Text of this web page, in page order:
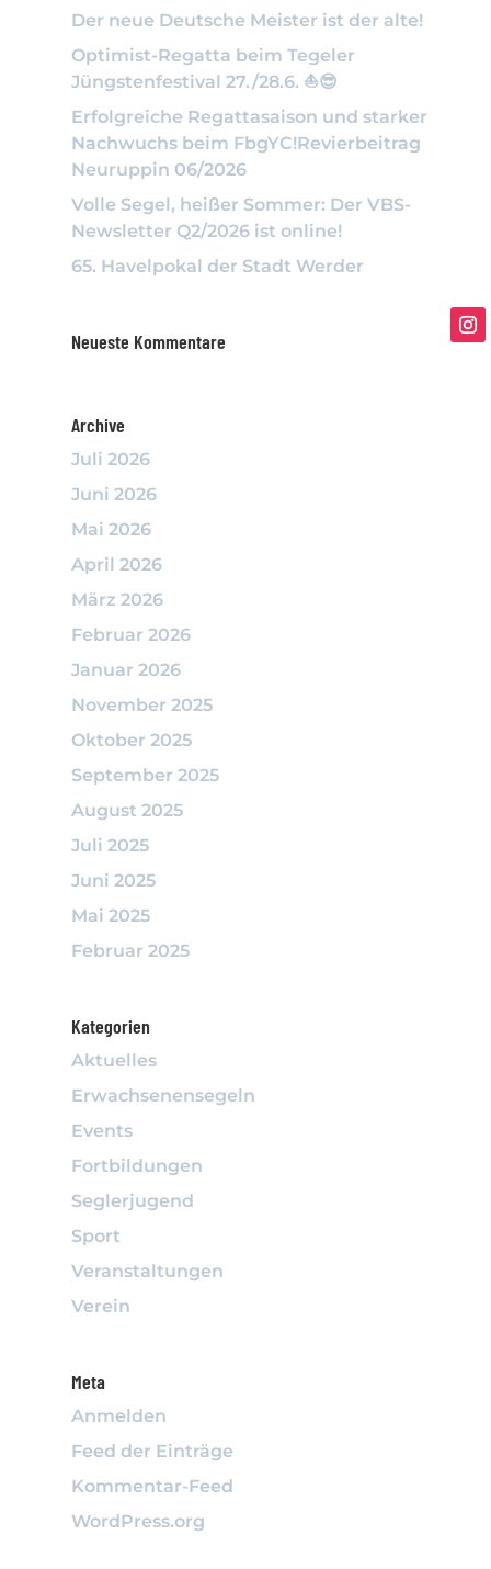
Der neue Deutsche Meister ist der alte!
Optimist-Regatta beim Tegeler
Jüngstenfestival 27./28.6. ⛵️😎
Erfolgreiche Regattasaison und starker
Nachwuchs beim FbgYC!Revierbeitrag
Neuruppin 06/2026
Volle Segel, heißer Sommer: Der VBS-
Newsletter Q2/2026 ist online!
65. Havelpokal der Stadt Werder
Neueste Kommentare
Archive
Juli 2026
Juni 2026
Mai 2026
April 2026
März 2026
Februar 2026
Januar 2026
November 2025
Oktober 2025
September 2025
August 2025
Juli 2025
Juni 2025
Mai 2025
Februar 2025
Kategorien
Aktuelles
Erwachsenensegeln
Events
Fortbildungen
Seglerjugend
Sport
Veranstaltungen
Verein
Meta
Anmelden
Feed der Einträge
Kommentar-Feed
WordPress.org